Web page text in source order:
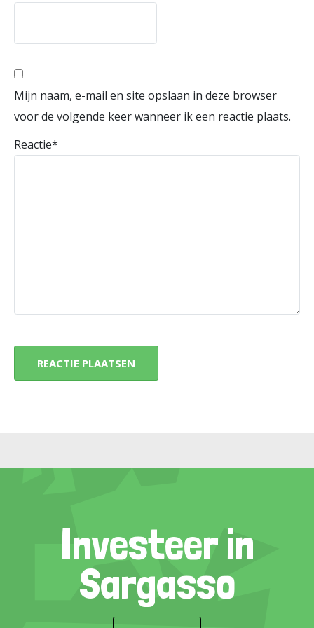
Mijn naam, e-mail en site opslaan in deze browser
voor de volgende keer wanneer ik een reactie plaats.
Reactie*
Investeer in
Sargasso